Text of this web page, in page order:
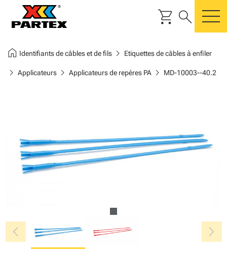
shopping_cart search
home Identifiants de câbles et de filschevron_right Etiquettes de câbles à enfiler
chevron_right Applicateurschevron_right Applicateurs de repères PAchevron_right MD-10003--40.2
chevron_left chevron_right